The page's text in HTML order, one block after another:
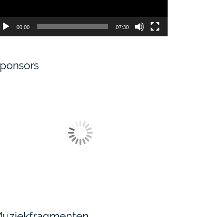
00:00 07:30